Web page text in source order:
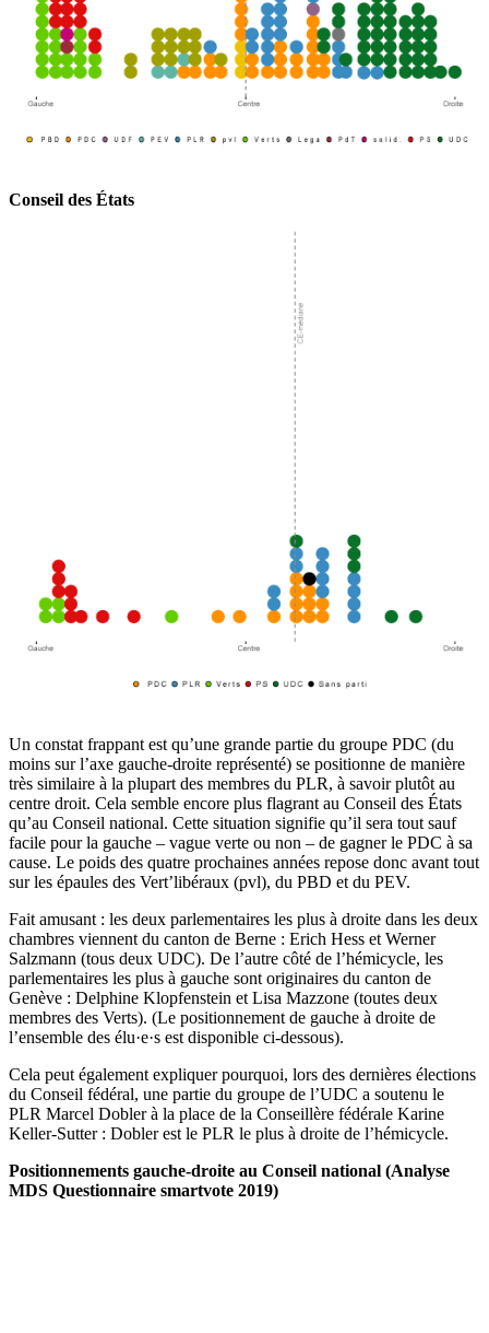
Conseil des États
Un constat frappant est qu’une grande partie du groupe PDC (du
moins sur l’axe gauche-droite représenté) se positionne de manière
très similaire à la plupart des membres du PLR, à savoir plutôt au
centre droit. Cela semble encore plus flagrant au Conseil des États
qu’au Conseil national. Cette situation signifie qu’il sera tout sauf
facile pour la gauche – vague verte ou non – de gagner le PDC à sa
cause. Le poids des quatre prochaines années repose donc avant tout
sur les épaules des Vert’libéraux (pvl), du PBD et du PEV.
Fait amusant : les deux parlementaires les plus à droite dans les deux
chambres viennent du canton de Berne : Erich Hess et Werner
Salzmann (tous deux UDC). De l’autre côté de l’hémicycle, les
parlementaires les plus à gauche sont originaires du canton de
Genève : Delphine Klopfenstein et Lisa Mazzone (toutes deux
membres des Verts). (Le positionnement de gauche à droite de
l’ensemble des élu·e·s est disponible ci-dessous).
Cela peut également expliquer pourquoi, lors des dernières élections
du Conseil fédéral, une partie du groupe de l’UDC a soutenu le
PLR Marcel Dobler à la place de la Conseillère fédérale Karine
Keller-Sutter : Dobler est le PLR le plus à droite de l’hémicycle.
Positionnements gauche-droite au Conseil national (Analyse
MDS Questionnaire smartvote 2019)